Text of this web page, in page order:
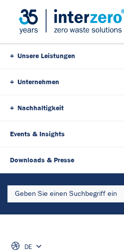
Skip Navigation
Unsere Leistungen
Unternehmen
Nachhaltigkeit
Events & Insights
Downloads & Presse
Search
DE
HDPE für die
erhält Patent auf